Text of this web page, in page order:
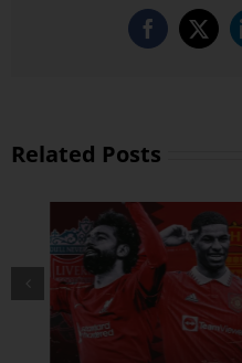
Facebook
X
Related Posts
ထိထိရောက်ရောက်
ဗိုက်ခေါက် အဆီ
တွေ ချဖို့